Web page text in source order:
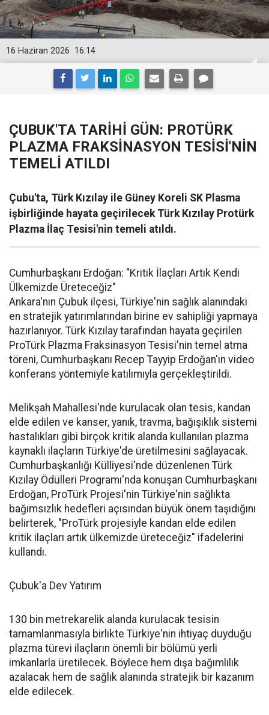
16:14
16 Haziran 2026
ÇUBUK'TA TARİHİ GÜN: PROTÜRK
PLAZMA FRAKSİNASYON TESİSİ'NİN
TEMELİ ATILDI
Çubu'ta, Türk Kızılay ile Güney Koreli SK Plasma
işbirliğinde hayata geçirilecek Türk Kızılay Protürk
Plazma İlaç Tesisi'nin temeli atıldı.
Cumhurbaşkanı Erdoğan: "Kritik İlaçları Artık Kendi
Ülkemizde Üreteceğiz"
Ankara'nın Çubuk ilçesi, Türkiye'nin sağlık alanındaki
en stratejik yatırımlarından birine ev sahipliği yapmaya
hazırlanıyor. Türk Kızılay tarafından hayata geçirilen
ProTürk Plazma Fraksinasyon Tesisi'nin temel atma
töreni, Cumhurbaşkanı Recep Tayyip Erdoğan'ın video
konferans yöntemiyle katılımıyla gerçekleştirildi.
Melikşah Mahallesi'nde kurulacak olan tesis, kandan
elde edilen ve kanser, yanık, travma, bağışıklık sistemi
hastalıkları gibi birçok kritik alanda kullanılan plazma
kaynaklı ilaçların Türkiye'de üretilmesini sağlayacak.
Cumhurbaşkanlığı Külliyesi'nde düzenlenen Türk
Kızılay Ödülleri Programı'nda konuşan Cumhurbaşkanı
Erdoğan, ProTürk Projesi'nin Türkiye'nin sağlıkta
bağımsızlık hedefleri açısından büyük önem taşıdığını
belirterek, "ProTürk projesiyle kandan elde edilen
kritik ilaçları artık ülkemizde üreteceğiz" ifadelerini
kullandı.
Çubuk'a Dev Yatırım
130 bin metrekarelik alanda kurulacak tesisin
tamamlanmasıyla birlikte Türkiye'nin ihtiyaç duyduğu
plazma türevi ilaçların önemli bir bölümü yerli
imkanlarla üretilecek. Böylece hem dışa bağımlılık
azalacak hem de sağlık alanında stratejik bir kazanım
elde edilecek.